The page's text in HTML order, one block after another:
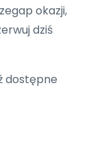
okazji,
dziś
dostępne